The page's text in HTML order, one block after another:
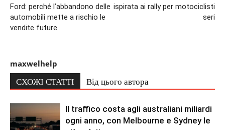
Ford: perché l’abbandono delle
automobili mette a rischio le
vendite future
ispirata ai rally per motociclisti
seri
maxwelhelp
СХОЖІ СТАТТІ Від цього автора
Il traffico costa agli australiani miliardi
ogni anno, con Melbourne e Sydney le